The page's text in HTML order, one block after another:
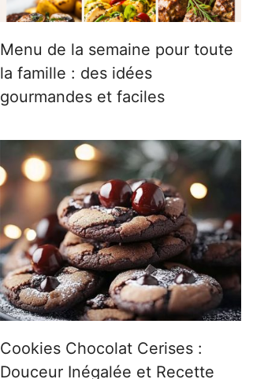
Menu de la semaine pour toute
la famille : des idées
gourmandes et faciles
Cookies Chocolat Cerises :
Douceur Inégalée et Recette